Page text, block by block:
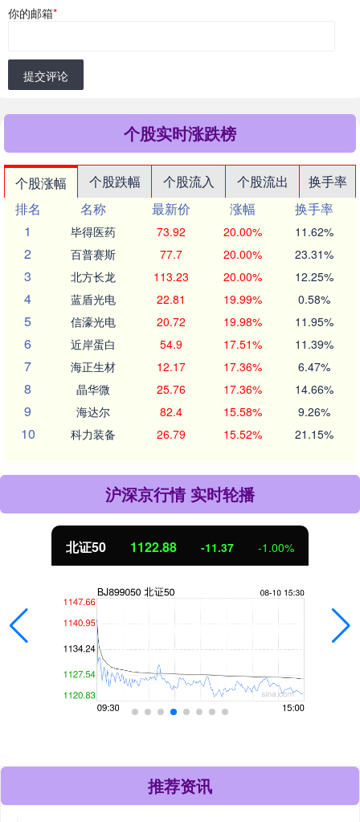
你的邮箱*
提交评论
个股实时涨跌榜
个股涨幅 个股跌幅 个股流入 个股流出
换手率
排名
名称 最新价 涨幅
换手率
1
毕得医药 73.92 20.00% 11.62%
2 百普赛斯 77.7 20.00% 23.31%
3 北方长龙 113.23 20.00% 12.25%
4 蓝盾光电 22.81 19.99% 0.58%
5 信濠光电 20.72 19.98% 11.95%
6 近岸蛋白 54.9 17.51% 11.39%
7 海正生材 12.17 17.36% 6.47%
8 晶华微 25.76 17.36% 14.66%
9 海达尔 82.4 15.58% 9.26%
10 科力装备 26.79 15.52% 21.15%
沪深京行情 实时轮播
创业板指 3537.21 -25.90 -0.73%
推荐资讯